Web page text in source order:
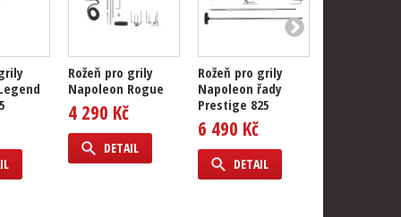
Rožeň pro grily
Napoleon Rogue
4 290 Kč
DETAIL
Rožeň pro grily
Napoleon řady
Prestige 825
6 490 Kč
DETAIL